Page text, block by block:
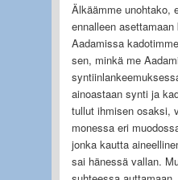
Älkäämme unohtako,
ennalleen
Aadamissa
sen, minkä me
ainoastaan synti ja
tullut ihmisen osaksi,
monessa eri
jonka kautta
sai hänessä vallan.